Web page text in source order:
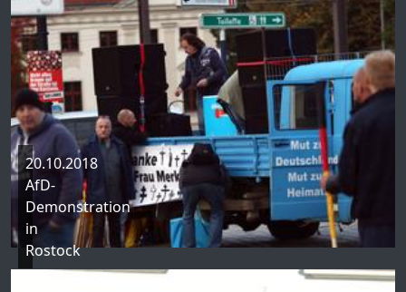
20.10.2018
AfD-
Demonstration
in
Rostock